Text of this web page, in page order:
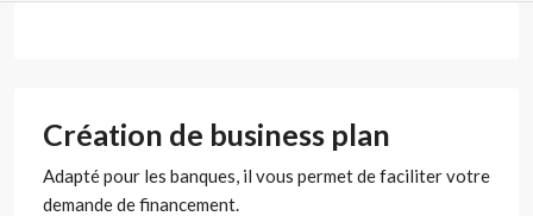
Création de business plan
Adapté pour les banques, il vous permet de faciliter votre
demande de financement.